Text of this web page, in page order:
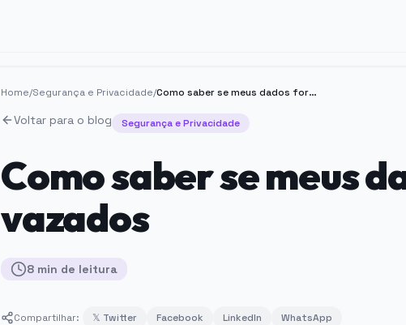
Home/Segurança e Privacidade/ Como saber se meus dados foram vazados
Voltar para o blog Segurança e Privacidade
Como saber se meus
vazados
8 min de leitura
Compartilhar: 𝕏 Twitter Facebook LinkedIn WhatsApp